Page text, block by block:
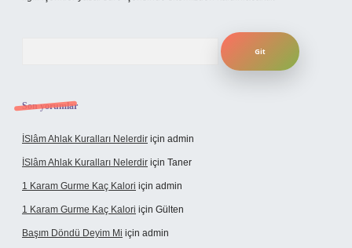
Son yorumlar
İSlâm Ahlak Kuralları Nelerdir için admin
İSlâm Ahlak Kuralları Nelerdir için Taner
1 Karam Gurme Kaç Kalori için admin
1 Karam Gurme Kaç Kalori için Gülten
Başım Döndü Deyim Mi için admin